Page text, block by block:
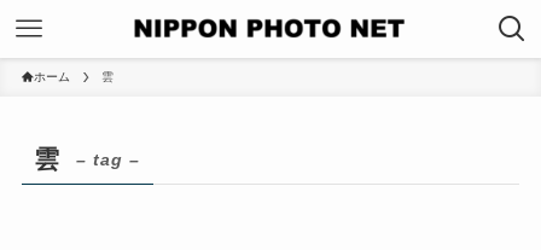
ホーム 雲
雲 – tag –